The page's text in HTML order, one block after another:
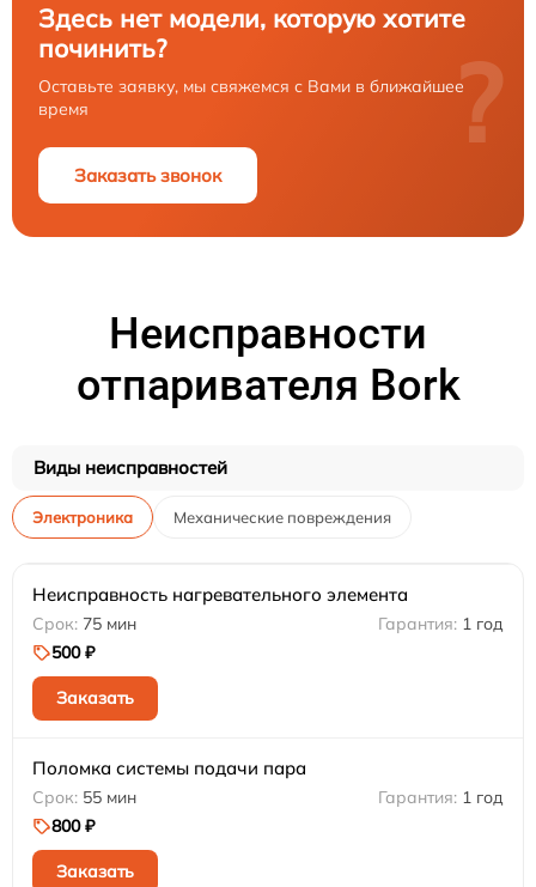
Здесь нет модели, которую хотите
починить?
Оставьте заявку, мы свяжемся с Вами в ближайшее
время
Заказать звонок
?
Неисправности
отпаривателя Bork
Виды неисправностей
Электроника Механические повреждения
Неисправность нагревательного элемента
75 мин
1 год
500 ₽
Заказать
Поломка системы подачи пара
55 мин
1 год
800 ₽
Заказать